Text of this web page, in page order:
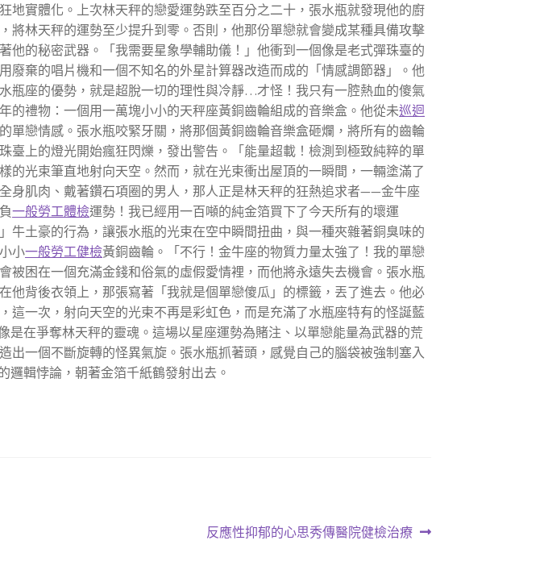
實體化。上次林天秤的戀愛運勢跌至百分之二十，張水瓶就發現他的廚
林天秤的運勢至少提升到零。否則，他那份單戀就會變成某種具備攻擊
的秘密武器。「我需要星象學輔助儀！」他衝到一個像是老式彈珠臺的
棄的唱片機和一個不知名的外星計算器改造而成的「情感調節器」。他
瓶座的優勢，就是超脫一切的理性與冷靜…才怪！我只有一腔熱血的傻氣
的禮物：一個用一萬塊小小的天秤座黃銅齒輪組成的音樂盒。他從未巡迴
單戀情感。張水瓶咬緊牙關，將那個黃銅齒輪音樂盒砸爛，將所有的齒輪
臺上的燈光開始瘋狂閃爍，發出警告。「能量超載！檢測到極致純粹的單
光束筆直地射向天空。然而，就在光束衝出屋頂的一瞬間，一輛塗滿了
身肌肉、戴著鑽石項圈的男人，那人正是林天秤的狂熱追求者——金牛座
一般勞工體檢運勢！我已經用一百噸的純金箔買下了今天所有的壞運
土豪的行為，讓張水瓶的光束在空中瞬間扭曲，與一種夾雜著銅臭味的
小一般勞工健檢黃銅齒輪。「不行！金牛座的物質力量太強了！我的單戀
困在一個充滿金錢和俗氣的虛假愛情裡，而他將永遠失去機會。張水瓶
背後衣領上，那張寫著「我就是個單戀傻瓜」的標籤，丟了進去。他必
一次，射向天空的光束不再是彩虹色，而是充滿了水瓶座特有的怪誕藍
在爭奪林天秤的靈魂。這場以星座運勢為賭注、以單戀能量為武器的荒
一個不斷旋轉的怪異氣旋。張水瓶抓著頭，感覺自己的腦袋被強制塞入
邏輯悖論，朝著金箔千紙鶴發射出去。
下
反應性抑郁的心思秀傳醫院健檢治療